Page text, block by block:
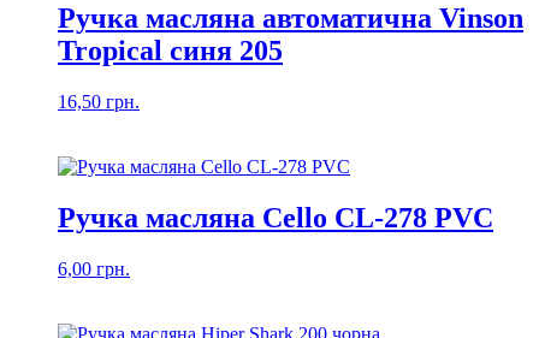
Ручка масляна автоматична Vinson
Tropical синя 205
16,50 грн.
Ручка масляна Cello CL-278 PVC
6,00 грн.